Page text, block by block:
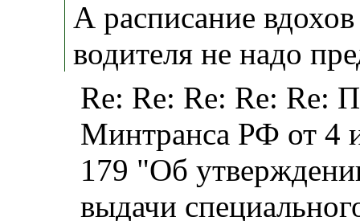
А расписание
водителя не надо
Re: Re: Re: Re: Re:
Минтранса РФ от 4
179 "Об
выдачи